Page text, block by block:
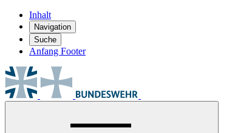
Inhalt
Navigation
Suche
Anfang Footer